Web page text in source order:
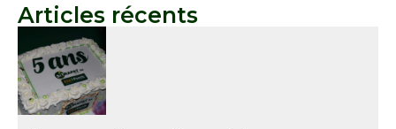
Articles récents